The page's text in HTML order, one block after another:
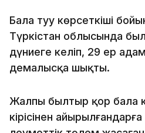
Бала туу көрсеткіші
Түркістан облысында
дүниеге келіп, 29 ер
демалысқа шықты.
Жалпы былтыр қор бала
кірісінен